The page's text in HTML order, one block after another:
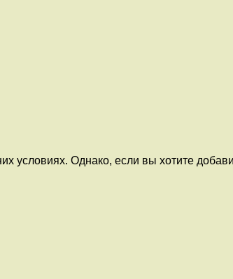
Однако, если вы хотите